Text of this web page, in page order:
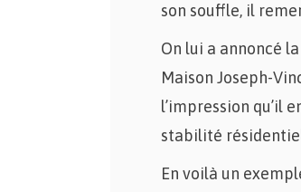
son souffle, il
On lui a annoncé
Maison Joseph-
l’impression qu’il
stabilité
En voilà un